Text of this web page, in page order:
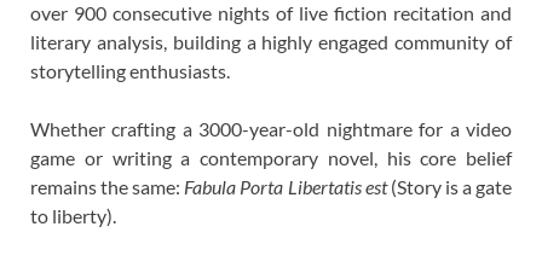
over 900 consecutive nights of live fiction recitation and
literary analysis, building a highly engaged community of
storytelling enthusiasts.
Whether crafting a 3000-year-old nightmare for a video
game or writing a contemporary novel, his core belief
remains the same: Fabula Porta Libertatis est(Story is a gate
to liberty).